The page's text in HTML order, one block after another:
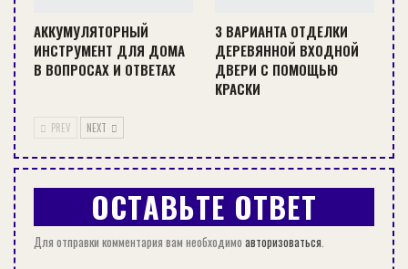
дома пригодится, пока вы не изготовите
стационарную лестницу своими руками.
АККУМУЛЯТОРНЫЙ
ИНСТРУМЕНТ ДЛЯ ДОМА
В ВОПРОСАХ И ОТВЕТАХ
3 ВАРИАНТА ОТДЕЛКИ
ДЕРЕВЯННОЙ ВХОДНОЙ
ДВЕРИ С ПОМОЩЬЮ
КРАСКИ
PREV NEXT
ОСТАВЬТЕ ОТВЕТ
Для отправки комментария вам необходимо авторизоваться.